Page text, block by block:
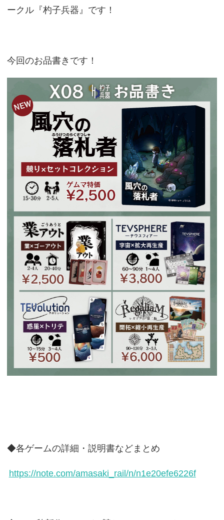
ークル『杓子兵器』です！
今回のお品書きです！
◆各ゲームの詳細・説明書などまとめ
https://note.com/amasaki_rail/n/n1e20efe6226f